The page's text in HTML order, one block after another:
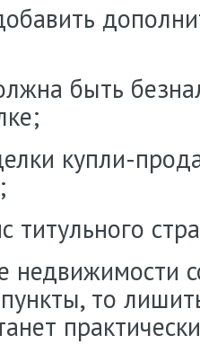
быть
купли-
титульного
недвижимости
то